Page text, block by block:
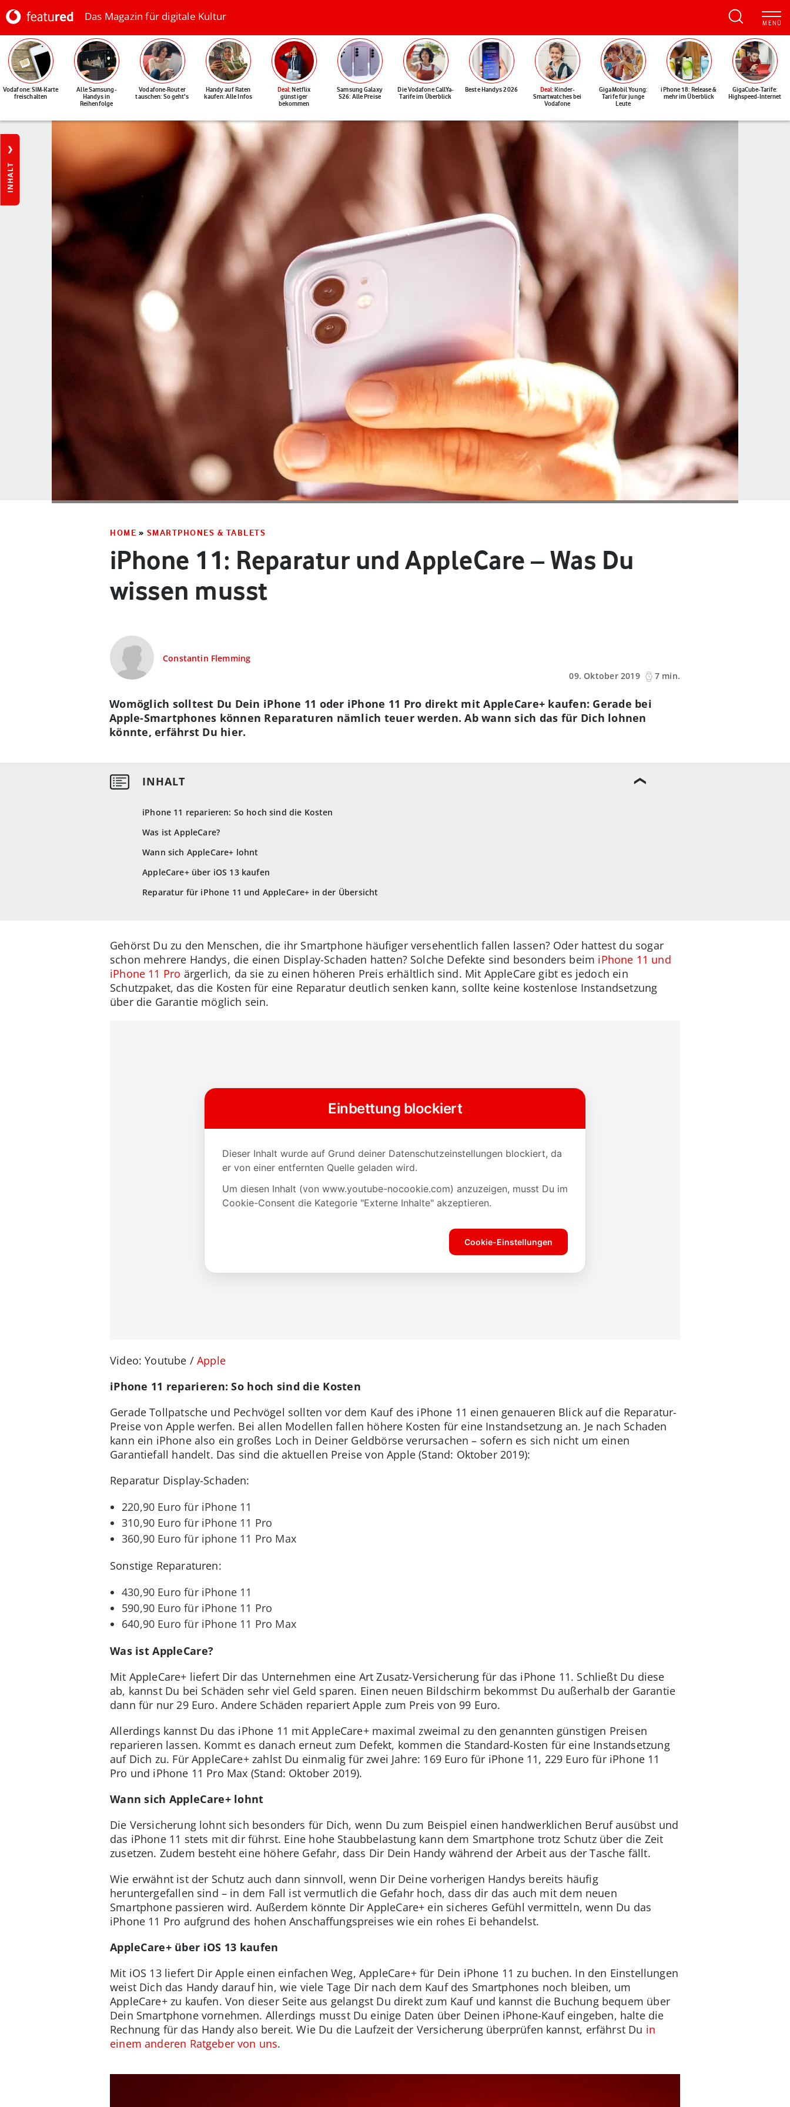
Das Magazin für digitale Kultur
Vodafone: SIM-Karte
freischalten
Alle Samsung-
Handys in
Reihenfolge
Vodafone-Router
tauschen: So geht's
Handy auf Raten
kaufen: Alle Infos
Deal: Netflix
günstiger
bekommen
Samsung Galaxy
S26: Alle Preise
Die Vodafone CallYa-
Tarife im Überblick
Beste Handys 2026 Deal: Kinder-
Smartwatches bei
Vodafone
GigaMobil Young:
Tarife für junge
Leute
iPhone 18: Release &
mehr im Überblick
GigaCube-Tarife:
Highspeed-Internet
INHALT
HOME » SMARTPHONES & TABLETS
iPhone 11: Reparatur und AppleCare – Was Du
wissen musst
Constantin Flemming
09. Oktober 2019
7 min.
iPhone 11 reparieren: So hoch sind die Kosten
Was ist AppleCare?
Wann sich AppleCare+ lohnt
AppleCare+ über iOS 13 kaufen
Reparatur für iPhone 11 und AppleCare+ in der Übersicht
Womöglich solltest Du Dein iPhone 11 oder iPhone 11 Pro direkt mit AppleCare+ kaufen: Gerade bei
Apple-Smartphones können Reparaturen nämlich teuer werden. Ab wann sich das für Dich lohnen
könnte, erfährst Du hier.
Gehörst Du zu den Menschen, die ihr Smartphone häufiger versehentlich fallen lassen? Oder hattest du sogar
schon mehrere Handys, die einen Display-Schaden hatten? Solche Defekte sind besonders beim iPhone 11 und
iPhone 11 Pro ärgerlich, da sie zu einen höheren Preis erhältlich sind. Mit AppleCare gibt es jedoch ein
Schutzpaket, das die Kosten für eine Reparatur deutlich senken kann, sollte keine kostenlose Instandsetzung
über die Garantie möglich sein.
Video: Youtube /Apple
iPhone 11 reparieren: So hoch sind die Kosten
Gerade Tollpatsche und Pechvögel sollten vor dem Kauf des iPhone 11 einen genaueren Blick auf die Reparatur-
Preise von Apple werfen. Bei allen Modellen fallen höhere Kosten für eine Instandsetzung an. Je nach Schaden
kann ein iPhone also ein großes Loch in Deiner Geldbörse verursachen – sofern es sich nicht um einen
Garantiefall handelt. Das sind die aktuellen Preise von Apple (Stand: Oktober 2019):
Reparatur Display-Schaden:
220,90 Euro für iPhone 11
310,90 Euro für iPhone 11 Pro
360,90 Euro für iphone 11 Pro Max
Sonstige Reparaturen:
430,90 Euro für iPhone 11
590,90 Euro für iPhone 11 Pro
640,90 Euro für iPhone 11 Pro Max
Was ist AppleCare?
Mit AppleCare+ liefert Dir das Unternehmen eine Art Zusatz-Versicherung für das iPhone 11. Schließt Du diese
ab, kannst Du bei Schäden sehr viel Geld sparen. Einen neuen Bildschirm bekommst Du außerhalb der Garantie
dann für nur 29 Euro. Andere Schäden repariert Apple zum Preis von 99 Euro.
Allerdings kannst Du das iPhone 11 mit AppleCare+ maximal zweimal zu den genannten günstigen Preisen
reparieren lassen. Kommt es danach erneut zum Defekt, kommen die Standard-Kosten für eine Instandsetzung
auf Dich zu. Für AppleCare+ zahlst Du einmalig für zwei Jahre: 169 Euro für iPhone 11, 229 Euro für iPhone 11
Pro und iPhone 11 Pro Max (Stand: Oktober 2019).
Wann sich AppleCare+ lohnt
Die Versicherung lohnt sich besonders für Dich, wenn Du zum Beispiel einen handwerklichen Beruf ausübst und
das iPhone 11 stets mit dir führst. Eine hohe Staubbelastung kann dem Smartphone trotz Schutz über die Zeit
zusetzen. Zudem besteht eine höhere Gefahr, dass Dir Dein Handy während der Arbeit aus der Tasche fällt.
Wie erwähnt ist der Schutz auch dann sinnvoll, wenn Dir Deine vorherigen Handys bereits häufig
heruntergefallen sind – in dem Fall ist vermutlich die Gefahr hoch, dass dir das auch mit dem neuen
Smartphone passieren wird. Außerdem könnte Dir AppleCare+ ein sicheres Gefühl vermitteln, wenn Du das
iPhone 11 Pro aufgrund des hohen Anschaffungspreises wie ein rohes Ei behandelst.
AppleCare+ über iOS 13 kaufen
Mit iOS 13 liefert Dir Apple einen einfachen Weg, AppleCare+ für Dein iPhone 11 zu buchen. In den Einstellungen
weist Dich das Handy darauf hin, wie viele Tage Dir nach dem Kauf des Smartphones noch bleiben, um
AppleCare+ zu kaufen. Von dieser Seite aus gelangst Du direkt zum Kauf und kannst die Buchung bequem über
Dein Smartphone vornehmen. Allerdings musst Du einige Daten über Deinen iPhone-Kauf eingeben, halte die
Rechnung für das Handy also bereit. Wie Du die Laufzeit der Versicherung überprüfen kannst, erfährst Du in
einem anderen Ratgeber von uns.